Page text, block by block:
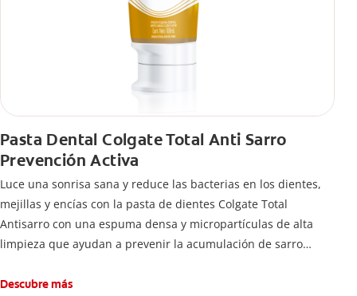
Pasta Dental Colgate Total Anti Sarro
Prevención Activa
Luce una sonrisa sana y reduce las bacterias en los dientes,
mejillas y encías con la pasta de dientes Colgate Total
Antisarro con una espuma densa y micropartículas de alta
limpieza que ayudan a prevenir la acumulación de sarro
Descubre más